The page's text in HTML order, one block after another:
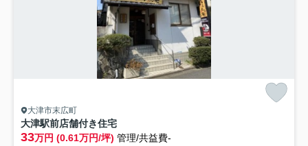
大津市末広町
大津駅前店舗付き住宅
33万円 (0.61万円/坪) 管理/共益費-